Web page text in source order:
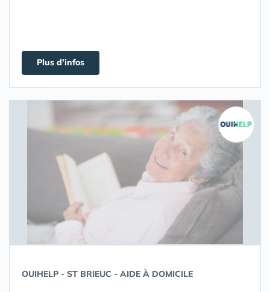
Plus d'infos
OUIHELP - ST BRIEUC - AIDE À DOMICILE